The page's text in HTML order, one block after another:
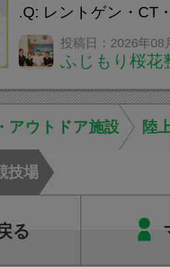
をご提案します。.#
.Q: レントゲン・CT
いなくても施術は受
A: はい、受けられま
態を丁寧に確認した
います。必要に応じ
ン・CT・MRIなどの
投稿日：2026年08
ふじもり桜花
アウトドア施設 陸
技場
る